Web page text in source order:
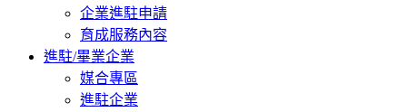
企業進駐申請
育成服務內容
進駐/畢業企業
媒合專區
進駐企業